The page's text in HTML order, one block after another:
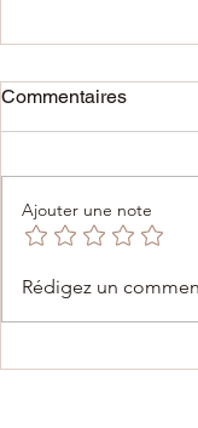
01/06/2025 ✨
Commentaires
Ajouter une note
Rédigez un